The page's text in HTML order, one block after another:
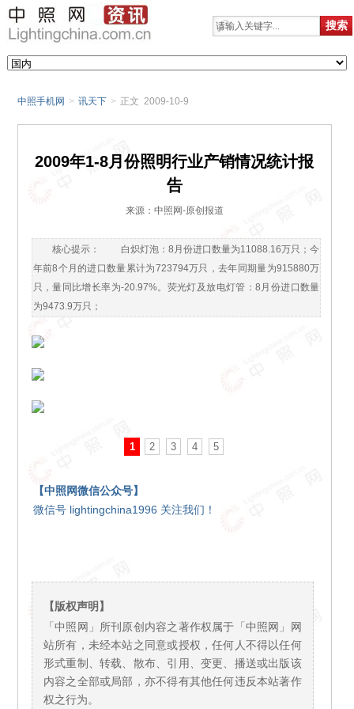
中照手机网 > 讯天下 > 正文 2009-10-9
2009年1-8月份照明行业产销情况统计报
告
来源：中照网-原创报道
核心提示： 白炽灯泡：8月份进口数量为11088.16万只；今
年前8个月的进口数量累计为723794万只，去年同期量为915880万
只，量同比增长率为-20.97%。荧光灯及放电灯管：8月份进口数量
为9473.9万只；
1 2 3 4 5
【中照网微信公众号】
微信号 lightingchina1996 关注我们！
【版权声明】
「中照网」所刊原创内容之著作权属于「中照网」网
站所有，未经本站之同意或授权，任何人不得以任何
形式重制、转载、散布、引用、变更、播送或出版该
内容之全部或局部，亦不得有其他任何违反本站著作
权之行为。